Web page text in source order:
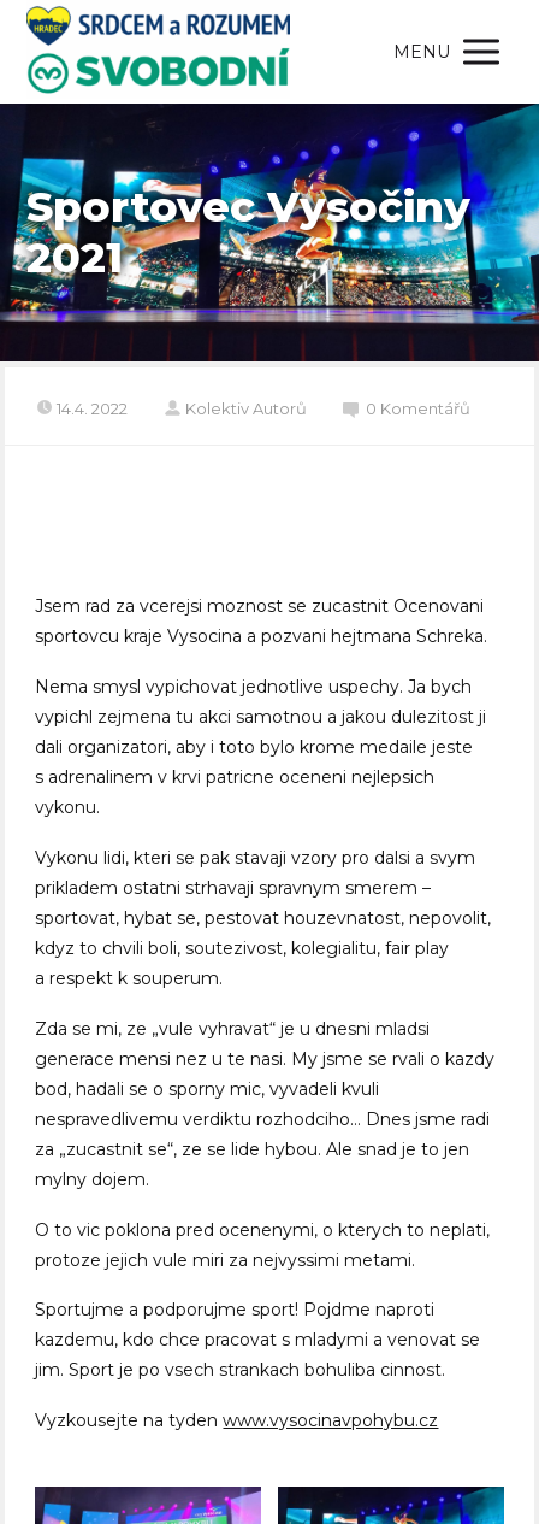
MENU
Sportovec Vysočiny
2021
14.4. 2022 Kolektiv Autorů 0 Komentářů
Jsem rad za vcerejsi moznost se zucastnit Ocenovani
sportovcu kraje Vysocina a pozvani hejtmana Schreka.
Nema smysl vypichovat jednotlive uspechy. Ja bych
vypichl zejmena tu akci samotnou a jakou dulezitost ji
dali organizatori, aby i toto bylo krome medaile jeste
s adrenalinem v krvi patricne oceneni nejlepsich
vykonu.
Vykonu lidi, kteri se pak stavaji vzory pro dalsi a svym
prikladem ostatni strhavaji spravnym smerem –
sportovat, hybat se, pestovat houzevnatost, nepovolit,
kdyz to chvili boli, soutezivost, kolegialitu, fair play
a respekt k souperum.
Zda se mi, ze „vule vyhravat“ je u dnesni mladsi
generace mensi nez u te nasi. My jsme se rvali o kazdy
bod, hadali se o sporny mic, vyvadeli kvuli
nespravedlivemu verdiktu rozhodciho… Dnes jsme radi
za „zucastnit se“, ze se lide hybou. Ale snad je to jen
mylny dojem.
O to vic poklona pred ocenenymi, o kterych to neplati,
protoze jejich vule miri za nejvyssimi metami.
Sportujme a podporujme sport! Pojdme naproti
kazdemu, kdo chce pracovat s mladymi a venovat se
jim. Sport je po vsech strankach bohuliba cinnost.
Vyzkousejte na tydenwww.vysocinavpohybu.cz